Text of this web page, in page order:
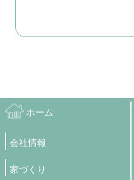
ホーム
会社情報
家づくり